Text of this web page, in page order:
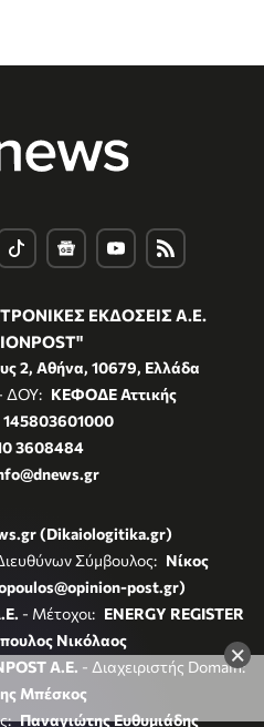
×
ΕΚΔΟΣΕΙΣ Α.Ε.
2, Αθήνα, 10679, Ελλάδα
ΔΟΥ: ΚΕΦΟΔΕ Αττικής
145803601000
3608484
(Dikaiologitika.gr)
Σύμβουλος: Νίκος
post.gr)
- Μέτοχοι: ENERGY REGISTER
Νικόλαος
A.E. - Διαχειριστής Domain:
Μπέσκος
Παναγιώτης Ευθυμιάδης